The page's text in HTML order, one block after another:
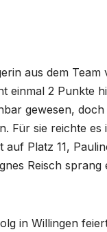
aus dem Team
einmal 2 Punkte
gewesen,
Für sie reichte es
Platz 11,
Reisch sprang
in Willingen